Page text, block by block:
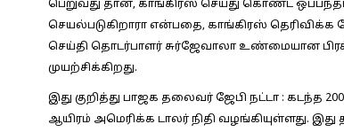
பெறுவது தான், காங்கிரஸ் செய்து கொண்ட
செயல்படுகிறாரா என்பதை, காங்கிரஸ் தெரிவிக்க
செய்தி தொடர்பாளர் சுர்ஜேவாலா உண்மையான
முயற்சிக்கிறது.
இது குறித்து பாஜக தலைவர் ஜேபி நட்டா : கடந்த
ஆயிரம் அமெரிக்க டாலர் நிதி வழங்கியுள்ளது.